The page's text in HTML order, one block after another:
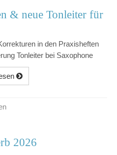
& neue Tonleiter für
in den Praxisheften
Tonleiter bei Saxophone
2026